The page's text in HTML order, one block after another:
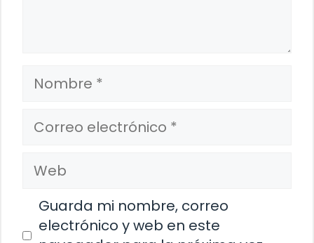
Nombre
Correo
electrónico
Web
Guarda mi nombre, correo
electrónico y web en este